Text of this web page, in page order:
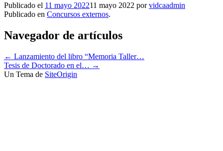
Publicado el 11 mayo 202211 mayo 2022 porvidcaadmin
Publicado en Concursos externos.
Navegador de artículos
← Lanzamiento del libro “Memoria Taller…
Tesis de Doctorado en el… →
Un Tema de SiteOrigin